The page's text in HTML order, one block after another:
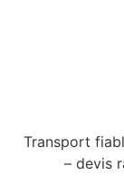
Transport
– devis